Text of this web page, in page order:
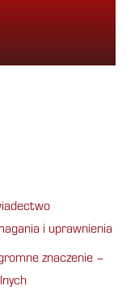
i uprawnienia
znaczenie –